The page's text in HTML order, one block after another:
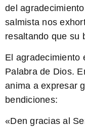
del
salmista nos
resaltando que su
El agradecimiento
Palabra de Dios.
anima a expresar
bendiciones:
«Den gracias al